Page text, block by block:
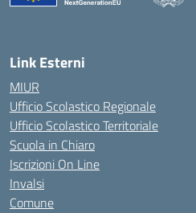
Link Esterni
MIUR
Ufficio Scolastico Regionale
Ufficio Scolastico Territoriale
Scuola in Chiaro
Iscrizioni On Line
Invalsi
Comune